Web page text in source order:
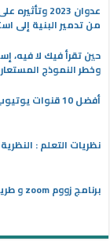
عدوان 2023
من تدمير البنية إلى
حين تقرأ فيك لا فيه،
وخطر النموذج المستعار
أفضل 10 قنوات يوتيوب لتعليم اللغة العربية للأطفال
نظريات التعلم : النظرية
برنامج زووم zoom و طريقة استخدامه في التعلم عن بعد